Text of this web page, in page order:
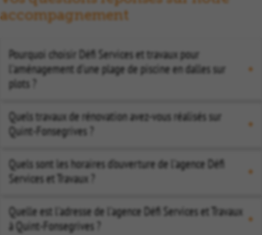
accompagnement
Pourquoi choisir Défi Services et travaux pour
l'aménagement d'une plage de piscine en dalles sur
plots ?
Quels travaux de rénovation avez-vous réalisés sur
Quint-Fonsegrives ?
Quels sont les horaires d’ouverture de l'agence Défi
Services et Travaux ?
Quelle est l'adresse de l'agence Défi Services et Travaux
à Quint-Fonsegrives ?